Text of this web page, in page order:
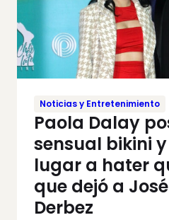
Noticias y Entretenimiento
Paola Dalay
sensual bikini
lugar a hater
que dejó a
Derbez